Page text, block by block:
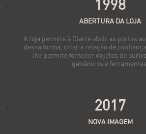
1998
ABERTURA DA LOJA
A loja permite à Giarte abrir as portas
dessa forma, criar a relação de
lhe permite fornecer objetos de
galvânicos e ferramentas.
2017
NOVA IMAGEM